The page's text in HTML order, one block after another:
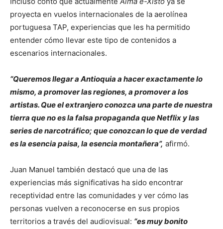
proyecta en vuelos internacionales de la aerolínea
portuguesa TAP, experiencias que les ha permitido
entender cómo llevar este tipo de contenidos a
escenarios internacionales.
“Queremos llegar a Antioquia a hacer exactamente lo
mismo, a promover las regiones, a promover a los
artistas. Que el extranjero conozca una parte de nuestra
tierra que no es la falsa propaganda que Netflix y las
series de narcotráfico; que conozcan lo que de verdad
es la esencia paisa, la esencia montañera”, afirmó.
Juan Manuel también destacó que una de las
experiencias más significativas ha sido encontrar
receptividad entre las comunidades y ver cómo las
personas vuelven a reconocerse en sus propios
territorios a través del audiovisual: “es muy bonito